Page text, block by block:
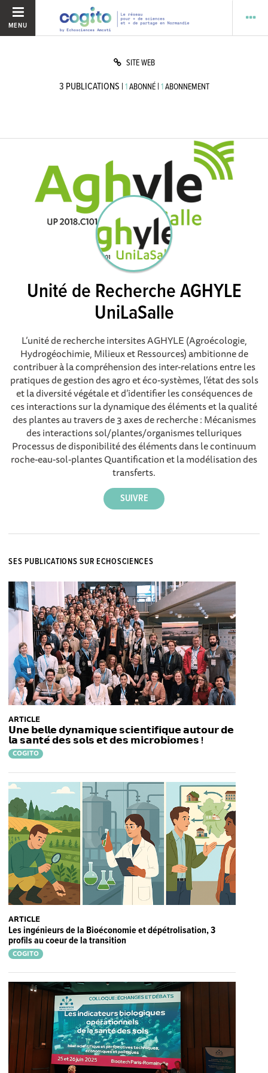
MENU
SITE WEB
3 PUBLICATIONS | 1ABONNÉ | 1ABONNEMENT
Unité de Recherche AGHYLE
UniLaSalle
L’unité de recherche intersites AGHYLE (Agroécologie,
Hydrogéochimie, Milieux et Ressources) ambitionne de
contribuer à la compréhension des inter-relations entre les
pratiques de gestion des agro et éco-systèmes, l’état des sols
et la diversité végétale et d’identifier les conséquences de
ces interactions sur la dynamique des éléments et la qualité
des plantes au travers de 3 axes de recherche : Mécanismes
des interactions sol/plantes/organismes telluriques
Processus de disponibilité des éléments dans le continuum
roche-eau-sol-plantes Quantification et la modélisation des
transferts.
SES PUBLICATIONS SUR ECHOSCIENCES
ARTICLE
𝗨𝗻𝗲 𝗯𝗲𝗹𝗹𝗲 𝗱𝘆𝗻𝗮𝗺𝗶𝗾𝘂𝗲 𝘀𝗰𝗶𝗲𝗻𝘁𝗶𝗳𝗶𝗾𝘂𝗲 𝗮𝘂𝘁𝗼𝘂𝗿 𝗱𝗲
𝗹𝗮 𝘀𝗮𝗻𝘁𝗲́ 𝗱𝗲𝘀 𝘀𝗼𝗹𝘀 𝗲𝘁 𝗱𝗲𝘀 𝗺𝗶𝗰𝗿𝗼𝗯𝗶𝗼𝗺𝗲𝘀 !
COGITO
ARTICLE
Les ingénieurs de la Bioéconomie et dépétrolisation, 3
profils au coeur de la transition
COGITO